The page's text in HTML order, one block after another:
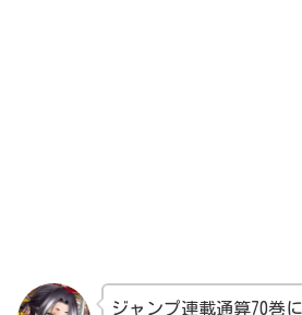
ジャンプ連載通算70巻